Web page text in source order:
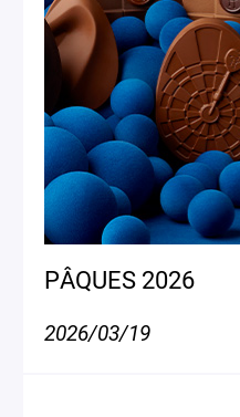
PÂQUES 2026
2026/03/19